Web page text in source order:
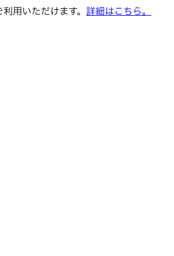
用いただけます。 詳細はこちら。